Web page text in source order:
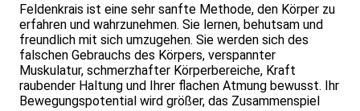
Feldenkrais ist eine sehr sanfte Methode, den Körper zu
erfahren und wahrzunehmen. Sie lernen, behutsam und
freundlich mit sich umzugehen. Sie werden sich des
falschen Gebrauchs des Körpers, verspannter
Muskulatur, schmerzhafter Körperbereiche, Kraft
raubender Haltung und Ihrer flachen Atmung bewusst. Ihr
Bewegungspotential wird größer, das Zusammenspiel